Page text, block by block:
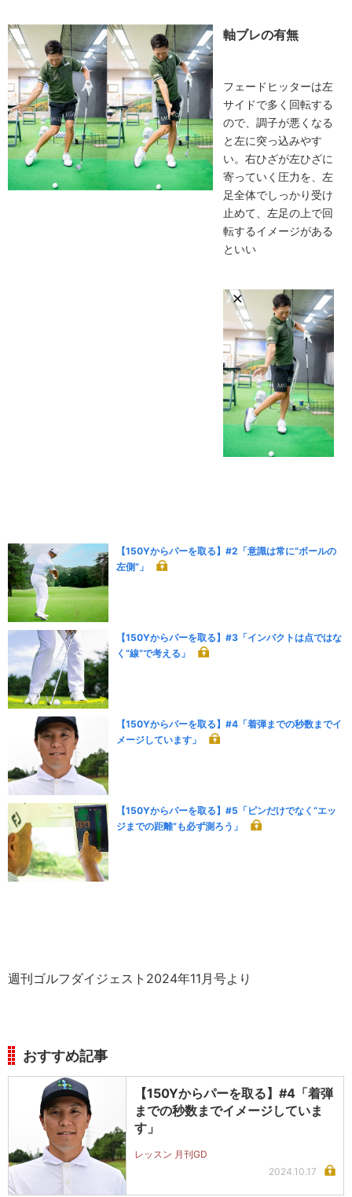
軸ブレの有無
フェードヒッターは左
サイドで多く回転する
ので、調子が悪くなる
と左に突っ込みやす
い。右ひざが左ひざに
寄っていく圧力を、左
足全体でしっかり受け
止めて、左足の上で回
転するイメージがある
といい
【150Yからパーを取る】#2「意識は常に“ボールの
左側”」
【150Yからパーを取る】#3「インパクトは点ではな
く“線”で考える」
【150Yからパーを取る】#4「着弾までの秒数までイ
メージしています」
【150Yからパーを取る】#5「ピンだけでなく“エッ
ジまでの距離”も必ず測ろう」
週刊ゴルフダイジェスト2024年11月号より
おすすめ記事
【150Yからパーを取る】#4「着弾
までの秒数までイメージしていま
す」
レッスン 月刊GD
2024.10.17